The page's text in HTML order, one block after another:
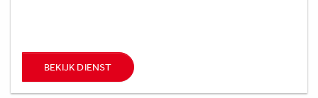
BEKIJK DIENST